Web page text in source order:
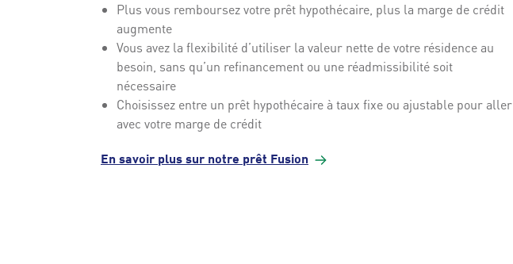
Plus vous remboursez votre prêt hypothécaire, plus la marge de crédit
augmente
Vous avez la flexibilité d’utiliser la valeur nette de votre résidence au
besoin, sans qu’un refinancement ou une réadmissibilité soit
nécessaire
Choisissez entre un prêt hypothécaire à taux fixe ou ajustable pour aller
avec votre marge de crédit
En savoir plus sur notre prêt Fusion